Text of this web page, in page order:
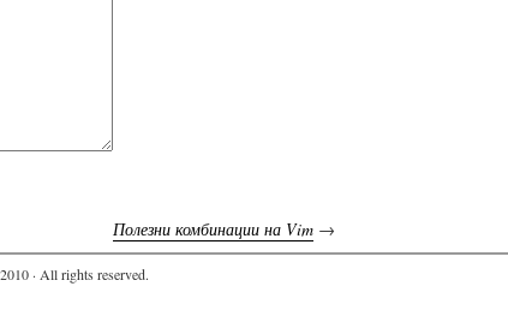
Полезни комбинации на Vim →
· All rights reserved.